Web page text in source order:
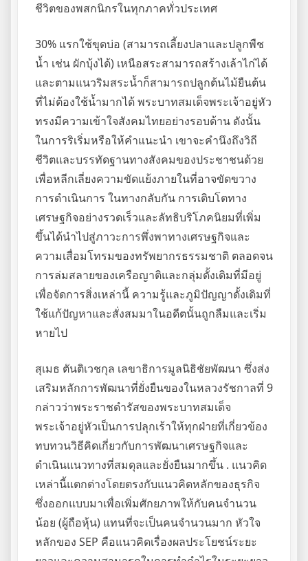
ชีวิตของพสกนิกรในทุกภาคทั่วประเทศ
30% แรกใช้ขุดบ่อ (สามารถเลี้ยงปลาและปลูกพืช
น้ำ เช่น ผักบุ้งได้) เหนือสระสามารถสร้างเล้าไก่ได้
และตามแนวริมสระน้ำก็สามารถปลูกต้นไม้ยืนต้น
ที่ไม่ต้องใช้น้ำมากได้ พระบาทสมเด็จพระเจ้าอยู่หัว
ทรงมีความเข้าใจสังคมไทยอย่างรอบด้าน ดังนั้น
ในการริเริ่มหรือให้คำแนะนำ เขาจะคำนึงถึงวิถี
ชีวิตและบรรทัดฐานทางสังคมของประชาชนด้วย
เพื่อหลีกเลี่ยงความขัดแย้งภายในที่อาจขัดขวาง
การดำเนินการ ในทางกลับกัน การเติบโตทาง
เศรษฐกิจอย่างรวดเร็วและลัทธิบริโภคนิยมที่เพิ่ม
ขึ้นได้นำไปสู่ภาวะการพึ่งพาทางเศรษฐกิจและ
ความเสื่อมโทรมของทรัพยากรธรรมชาติ ตลอดจน
การล่มสลายของเครือญาติและกลุ่มดั้งเดิมที่มีอยู่
เพื่อจัดการสิ่งเหล่านี้ ความรู้และภูมิปัญญาดั้งเดิมที่
ใช้แก้ปัญหาและสั่งสมมาในอดีตนั้นถูกลืมและเริ่ม
หายไป
สุเมธ ตันติเวชกุล เลขาธิการมูลนิธิชัยพัฒนา ซึ่งส่ง
เสริมหลักการพัฒนาที่ยั่งยืนของในหลวงรัชกาลที่ 9
กล่าวว่าพระราชดำรัสของพระบาทสมเด็จ
พระเจ้าอยู่หัวเป็นการปลุกเร้าให้ทุกฝ่ายที่เกี่ยวข้อง
ทบทวนวิธีคิดเกี่ยวกับการพัฒนาเศรษฐกิจและ
ดำเนินแนวทางที่สมดุลและยั่งยืนมากขึ้น . แนวคิด
เหล่านี้แตกต่างโดยตรงกับแนวคิดหลักของธุรกิจ
ซึ่งออกแบบมาเพื่อเพิ่มศักยภาพให้กับคนจำนวน
น้อย (ผู้ถือหุ้น) แทนที่จะเป็นคนจำนวนมาก หัวใจ
หลักของ SEP คือแนวคิดเรื่องผลประโยชน์ระยะ